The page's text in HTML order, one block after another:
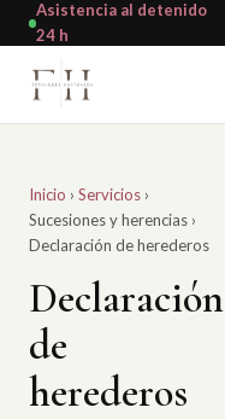
Asistencia al detenido
24 h
Inicio › Servicios ›
Sucesiones y herencias ›
Declaración de herederos
Declaración
de
herederos